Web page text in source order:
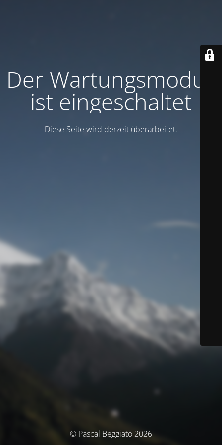
Der Wartungsmodus
ist eingeschaltet
Diese Seite wird derzeit überarbeitet.
© Pascal Beggiato 2026